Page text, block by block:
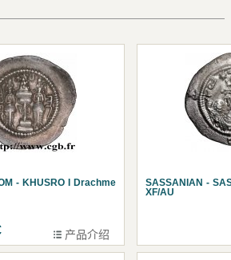
- KHUSRO I Drachme
产品介绍
SASSANIAN -
XF/AU